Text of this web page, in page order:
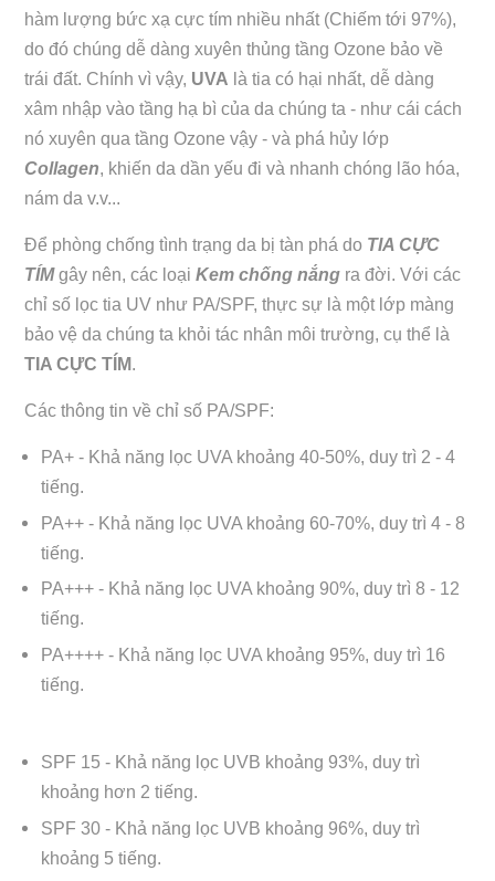
hàm lượng bức xạ cực tím nhiều nhất (Chiếm tới 97%),
do đó chúng dễ dàng xuyên thủng tầng Ozone bảo về
trái đất. Chính vì vậy, UVA là tia có hại nhất, dễ dàng
xâm nhập vào tầng hạ bì của da chúng ta - như cái cách
nó xuyên qua tầng Ozone vậy - và phá hủy lớp
Collagen, khiến da dần yếu đi và nhanh chóng lão hóa,
nám da v.v...
Để phòng chống tình trạng da bị tàn phá do TIA CỰC
TÍMgây nên, các loại Kem chống nắng ra đời. Với các
chỉ số lọc tia UV như PA/SPF, thực sự là một lớp màng
bảo vệ da chúng ta khỏi tác nhân môi trường, cụ thể là
TIA CỰC TÍM.
Các thông tin về chỉ số PA/SPF:
PA+ - Khả năng lọc UVA khoảng 40-50%, duy trì 2 - 4
tiếng.
PA++ - Khả năng lọc UVA khoảng 60-70%, duy trì 4 - 8
tiếng.
PA+++ - Khả năng lọc UVA khoảng 90%, duy trì 8 - 12
tiếng.
PA++++ - Khả năng lọc UVA khoảng 95%, duy trì 16
tiếng.
SPF 15 - Khả năng lọc UVB khoảng 93%, duy trì
khoảng hơn 2 tiếng.
SPF 30 - Khả năng lọc UVB khoảng 96%, duy trì
khoảng 5 tiếng.